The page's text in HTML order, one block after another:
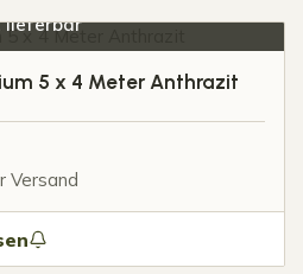
lieferbar
5 x 4 Meter Anthrazit
Versand